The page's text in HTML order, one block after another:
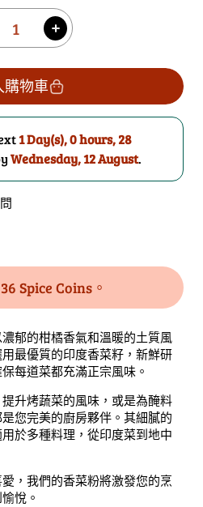
增
芫
荽
粉
數
量
購物車
1 Day(s),0 hours, 28
Wednesday, 12 August.
Spice Coins。
郁的柑橘香氣和溫暖的土質風
最優質的印度香菜籽，新鮮研
每道菜都充滿正宗風味。
升烤蔬菜的風味，或是為醃料
您完美的廚房夥伴。其細膩的
於多種料理，從印度菜到地中
，我們的香菜粉將激發您的烹
悅。